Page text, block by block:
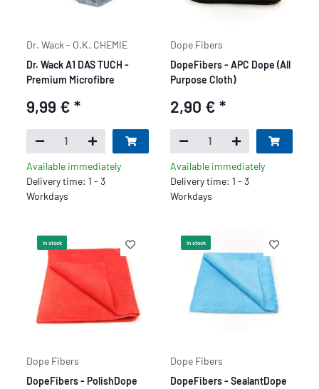
Dr. Wack - O.K. CHEMIE
Dr. Wack A1 DAS TUCH -
Premium Microfibre
9,99 €*
Available immediately
Delivery time: 1 - 3
Workdays
Dope Fibers
DopeFibers - APC Dope (All
Purpose Cloth)
2,90 € *
Available immediately
Delivery time: 1 - 3
Workdays
In stock
Dope Fibers
DopeFibers - PolishDope
In stock
Dope Fibers
DopeFibers - SealantDope